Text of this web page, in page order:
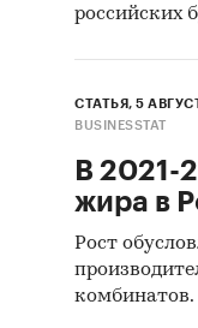
российских
СТАТЬЯ, 5
BUSINESSTAT
В 2021-
жира в
Рост
комбинатов.